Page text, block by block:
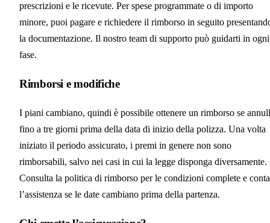
prescrizioni e le ricevute. Per spese programmate o di importo
minore, puoi pagare e richiedere il rimborso in seguito
la documentazione. Il nostro team di supporto può guidarti in ogni
fase.
Rimborsi e modifiche
I piani cambiano, quindi è possibile ottenere un rimborso se
fino a tre giorni prima della data di inizio della polizza. Una volta
iniziato il periodo assicurato, i premi in genere non sono
rimborsabili, salvo nei casi in cui la legge disponga diversamente.
Consulta la politica di rimborso per le condizioni complete e
l’assistenza se le date cambiano prima della partenza.